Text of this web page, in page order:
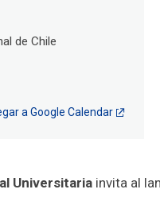
de Chile
a Google Calendar
Universitaria invita al